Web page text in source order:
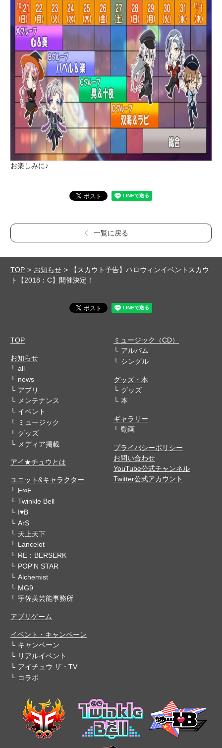
お楽しみに♪
一覧に戻る
TOP お知らせ
【スカウト予告】ハロウィンイベントスカウ
ト【2018：C】開催決定！
TOP
お知らせ
all
news
アプリ
メンテナンス
イベント
ミュージック
グッズ
メディア掲載
アイ★チュウとは
ユニット&キャラクター
F∞F
Twinkle Bell
I♥B
ArS
天上天下
Lancelot
RE：BERSERK
POP'N STAR
Alchemist
MG9
宇佐美芸能事務所
アプリゲーム
イベント・キャンペーン
キャンペーン
リアルイベント
アイチュウ ザ・TV
コラボ
ミュージック（CD）
アルバム
シングル
グッズ・本
グッズ
本
ギャラリー
動画
プライバシーポリシー
お問い合わせ
YouTube公式チャンネル
Twitter公式アカウント